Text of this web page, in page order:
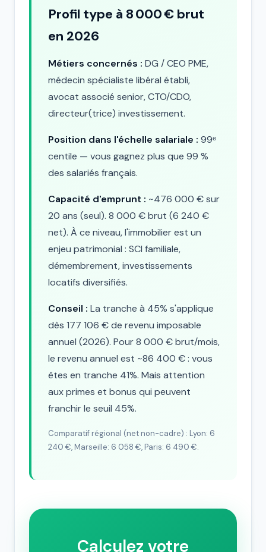
Profil type à 8 000 € brut
en 2026
Métiers concernés : DG / CEO PME,
médecin spécialiste libéral établi,
avocat associé senior, CTO/CDO,
directeur(trice) investissement.
Position dans l'échelle salariale : 99ᵉ
centile — vous gagnez plus que 99 %
des salariés français.
Capacité d'emprunt : ~476 000 € sur
20 ans (seul). 8 000 € brut (6 240 €
net). À ce niveau, l'immobilier est un
enjeu patrimonial : SCI familiale,
démembrement, investissements
locatifs diversifiés.
Conseil : La tranche à 45% s'applique
dès 177 106 € de revenu imposable
annuel (2026). Pour 8 000 € brut/mois,
le revenu annuel est ~86 400 € : vous
êtes en tranche 41%. Mais attention
aux primes et bonus qui peuvent
franchir le seuil 45%.
Comparatif régional (net non-cadre) : Lyon: 6
240 €, Marseille: 6 058 €, Paris: 6 490 €.
Calculez votre